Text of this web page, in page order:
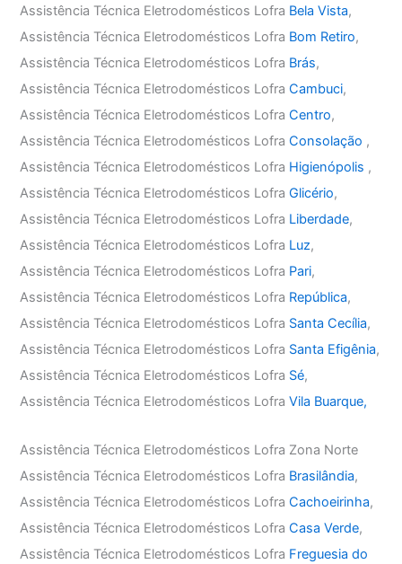
Assistência Técnica Eletrodomésticos Lofra Bela Vista,
Assistência Técnica Eletrodomésticos Lofra Bom Retiro,
Assistência Técnica Eletrodomésticos Lofra Brás,
Assistência Técnica Eletrodomésticos LofraCambuci,
Assistência Técnica Eletrodomésticos LofraCentro,
Assistência Técnica Eletrodomésticos LofraConsolação ,
Assistência Técnica Eletrodomésticos Lofra Higienópolis ,
Assistência Técnica Eletrodomésticos LofraGlicério,
Assistência Técnica Eletrodomésticos Lofra Liberdade,
Assistência Técnica Eletrodomésticos Lofra Luz,
Assistência Técnica Eletrodomésticos Lofra Pari,
Assistência Técnica Eletrodomésticos Lofra República,
Assistência Técnica Eletrodomésticos Lofra Santa Cecília,
Assistência Técnica Eletrodomésticos Lofra Santa Efigênia,
Assistência Técnica Eletrodomésticos Lofra Sé,
Assistência Técnica Eletrodomésticos LofraVila Buarque,
Assistência Técnica Eletrodomésticos Lofra Zona Norte
Assistência Técnica Eletrodomésticos Lofra Brasilândia,
Assistência Técnica Eletrodomésticos LofraCachoeirinha,
Assistência Técnica Eletrodomésticos LofraCasa Verde,
Assistência Técnica Eletrodomésticos Lofra Freguesia do